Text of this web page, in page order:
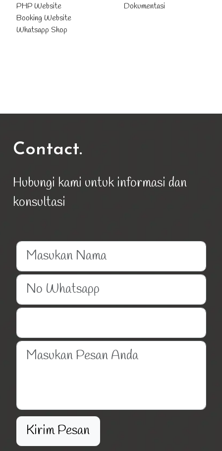
PHP Website
Booking Website
Whatsapp Shop
Dokumentasi
Contact.
Hubungi kami untuk informasi dan
konsultasi
Kirim Pesan